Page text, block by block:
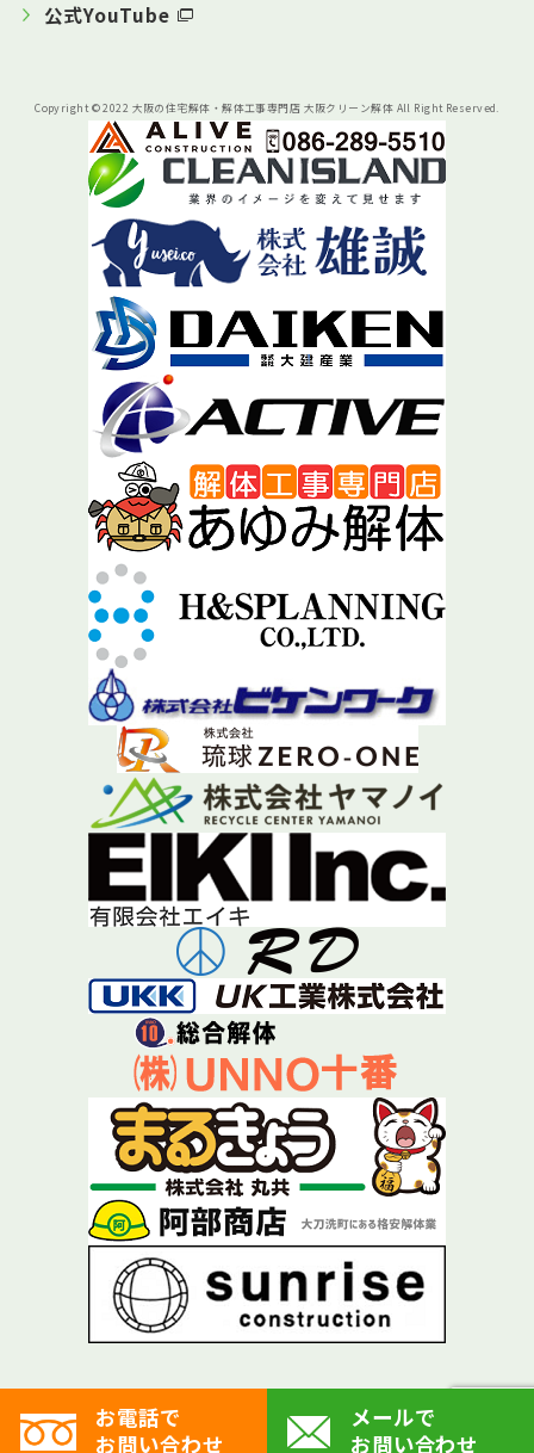
公式YouTube
Copyright © 2022 大阪の住宅解体・解体工事専門店 大阪クリーン解体 All Right Reserved.
お電話で
お問い合わせ
メールで
お問い合わせ